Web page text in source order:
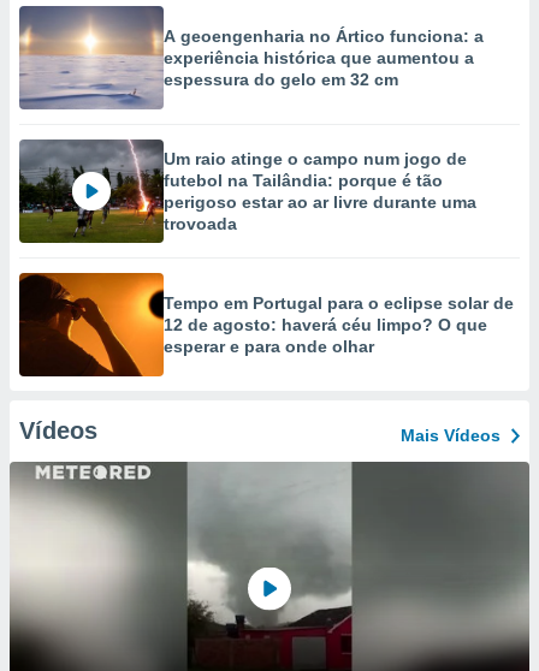
A geoengenharia no Ártico funciona: a
experiência histórica que aumentou a
espessura do gelo em 32 cm
Um raio atinge o campo num jogo de
futebol na Tailândia: porque é tão
perigoso estar ao ar livre durante uma
trovoada
Tempo em Portugal para o eclipse solar de
12 de agosto: haverá céu limpo? O que
esperar e para onde olhar
Vídeos Mais Vídeos